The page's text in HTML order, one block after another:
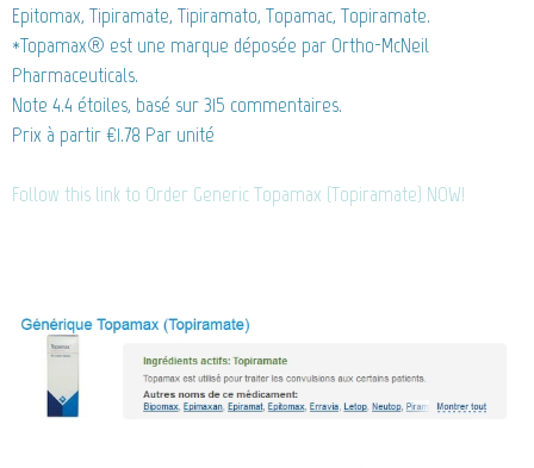
Epitomax, Tipiramate, Tipiramato, Topamac, Topiramate.
*Topamax® est une marque déposée par Ortho-McNeil
Pharmaceuticals.
Note 4.4 étoiles, basé sur315 commentaires.
Prix à partir€1.78 Par unité
Follow this link to Order Generic Topamax (Topiramate) NOW!